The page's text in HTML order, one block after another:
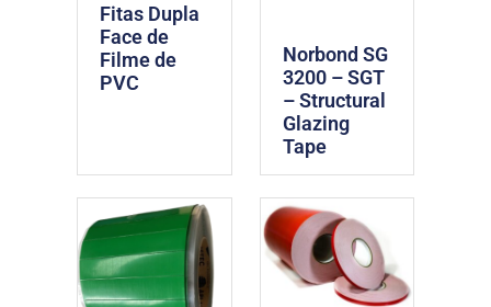
Fitas Dupla
Face de
Filme de
PVC
Norbond SG
3200 – SGT
– Structural
Glazing
Tape